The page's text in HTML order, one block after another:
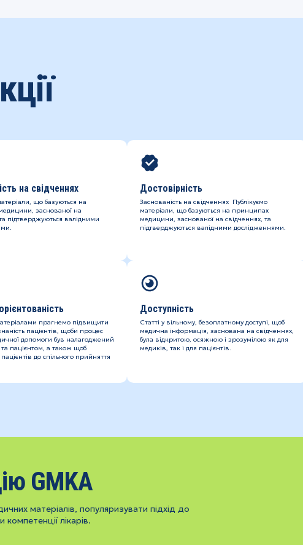
на свідченнях
що базуються на
заснованої на
підтверджуються валідними
Достовірність
Заснованість на свідченнях Публікуємо
матеріали, що базуються на принципах
медицини, заснованої на свідченнях, та
підтверджуються валідними дослідженнями.
прагнемо підвищити
пацієнтів, щоби процес
допомоги був налагоджений
пацієнтом, а також щоб
до спільного прийняття
Доступність
Статті у вільному, безоплатному доступі, щоб
медична інформація, заснована на свідченнях,
була відкритою, осяжною і зрозумілою як для
медиків, так і для пацієнтів.
GMKA
матеріалів, популяризувати підхід до
лікарів.